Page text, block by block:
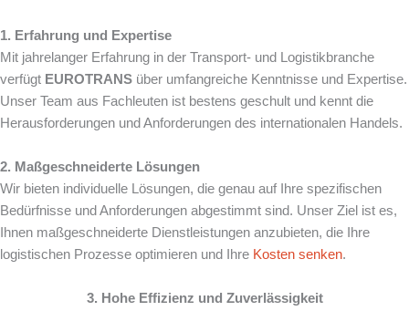
1. Erfahrung und Expertise
Mit jahrelanger Erfahrung in der Transport- und Logistikbranche
verfügt EUROTRANS über umfangreiche Kenntnisse und Expertise.
Unser Team aus Fachleuten ist bestens geschult und kennt die
Herausforderungen und Anforderungen des internationalen Handels.
2. Maßgeschneiderte Lösungen
Wir bieten individuelle Lösungen, die genau auf Ihre spezifischen
Bedürfnisse und Anforderungen abgestimmt sind. Unser Ziel ist es,
Ihnen maßgeschneiderte Dienstleistungen anzubieten, die Ihre
logistischen Prozesse optimieren und Ihre Kosten senken.
3. Hohe Effizienz und Zuverlässigkeit